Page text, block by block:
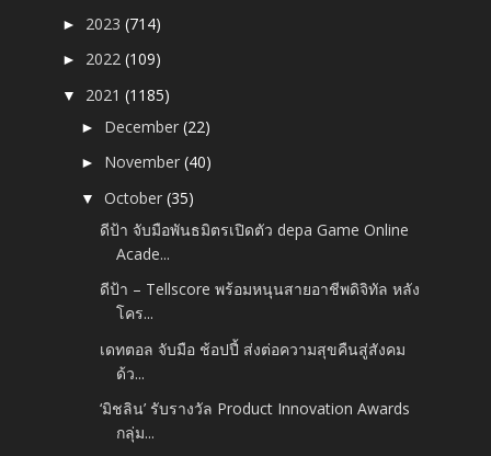
► 2023(714)
► 2022(109)
▼ 2021(1185)
► December(22)
► November(40)
▼October(35)
ดีป้า จับมือพันธมิตรเปิดตัว depa Game Online
Acade...
ดีป้า – Tellscore พร้อมหนุนสายอาชีพดิจิทัล หลัง
โคร...
เดทตอล จับมือ ช้อปปี้ ส่งต่อความสุขคืนสู่สังคม
ด้ว...
‘มิชลิน’ รับรางวัล Product Innovation Awards
กลุ่ม...